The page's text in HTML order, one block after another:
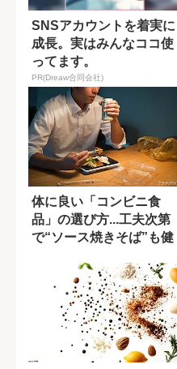
SNSアカウントを着実に
成長。実はみんなココ使
ってます。
PR(Dreaw合同会社)
体に良い「コンビニ食
品」の選び方...工夫次第
で“ソース焼きそば”も健